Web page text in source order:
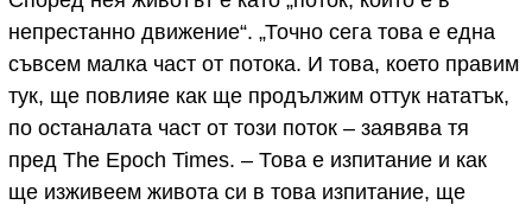
непрестанно движение“. „Точно сега това е една
съвсем малка част от потока. И това, което правим
тук, ще повлияе как ще продължим оттук нататък,
по останалата част от този поток – заявява тя
пред The Epoch Times. – Това е изпитание и как
ще изживеем живота си в това изпитание, ще